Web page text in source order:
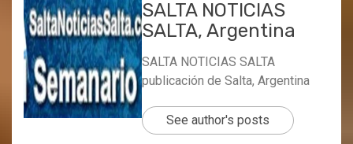
SALTA NOTICIAS
SALTA, Argentina
SALTA NOTICIAS SALTA
publicación de Salta, Argentina
See author's posts